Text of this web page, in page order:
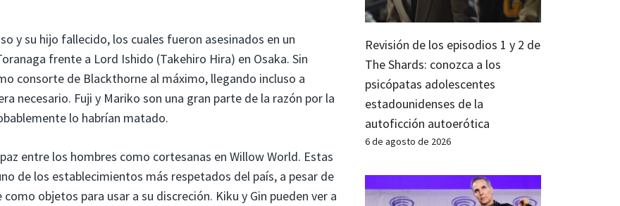
y su hijo fallecido, los cuales fueron asesinados en un
frente a Lord Ishido (Takehiro Hira) en Osaka. Sin
consorte de Blackthorne al máximo, llegando incluso a
necesario. Fuji y Mariko son una gran parte de la razón por la
lo habrían matado.
entre los hombres como cortesanas en Willow World. Estas
de los establecimientos más respetados del país, a pesar de
objetos para usar a su discreción. Kiku y Gin pueden ver a
Revisión de los episodios 1 y 2 de
The Shards: conozca a los
psicópatas adolescentes
estadounidenses de la
autoficción autoerótica
6 de agosto de 2026